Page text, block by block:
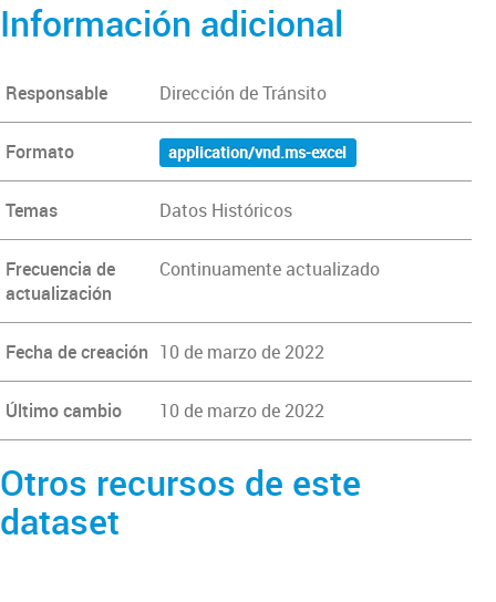
Información adicional
Responsable Dirección de Tránsito
Formato application/vnd.ms-excel
Temas Datos Históricos
Frecuencia de
actualización
Continuamente actualizado
Fecha de creación 10 de marzo de 2022
Último cambio 10 de marzo de 2022
Otros recursos de este
dataset